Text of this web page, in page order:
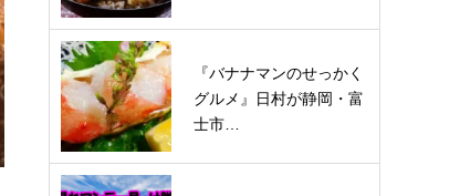
『バナナマンのせっかく
グルメ』日村が静岡・富
士市…